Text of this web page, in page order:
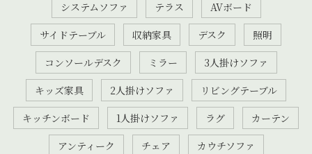
システムソファ テラス
AVボード
サイドテーブル
収納家具 デスク
照明
コンソールデスク
ミラー
3人掛けソファ
キッズ家具
2人掛けソファ
リビングテーブル
キッチンボード
1人掛けソファ ラグ
カーテン
アンティーク
チェア
カウチソファ